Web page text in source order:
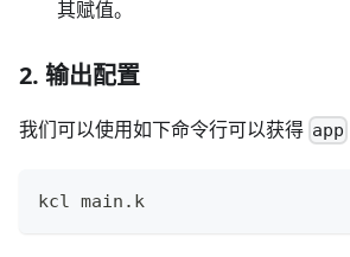
其赋值。
2. 输出配置
我们可以使用如下命令行可以获得 app
kcl main.k